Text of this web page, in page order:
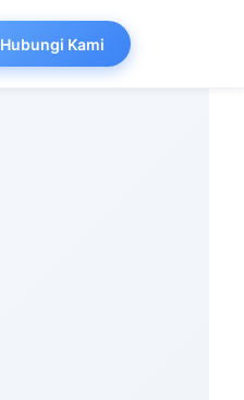
Hubungi Kami